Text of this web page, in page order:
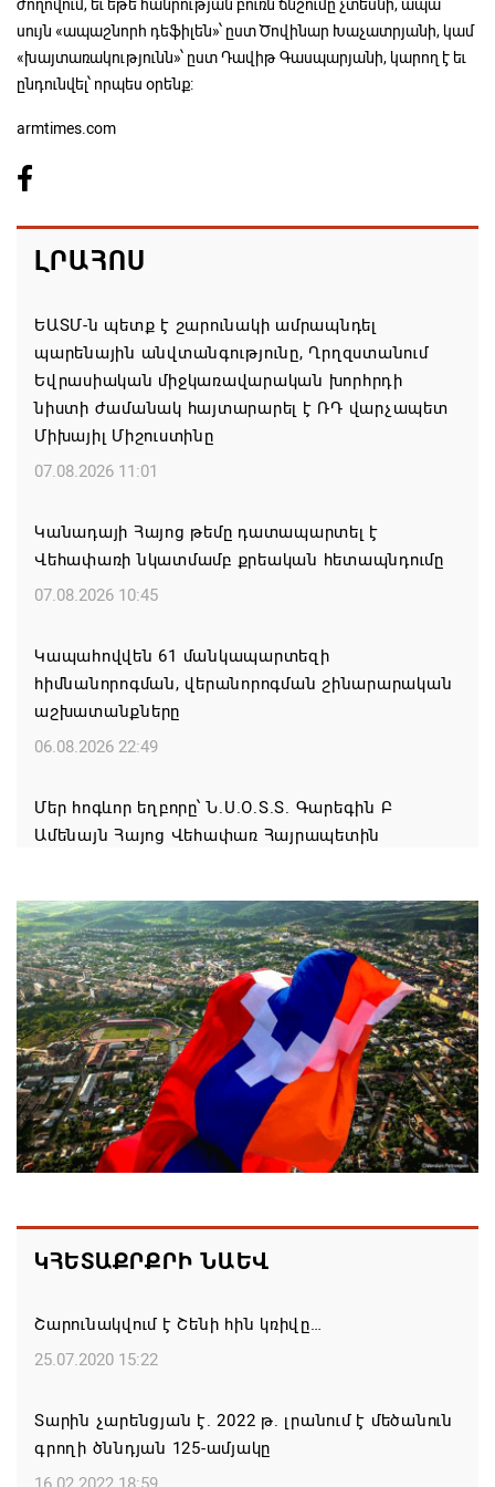
ժողովում, եւ եթե հանրության բուռն ճնշումը չտեսնի, ապա
սույն «ապաշնորհ դեֆիլեն»՝ ըստ Ծովինար Խաչատրյանի, կամ
«խայտառակությունն»՝ ըստ Դավիթ Գասպարյանի, կարող է եւ
ընդունվել՝ որպես օրենք:
armtimes.com
ԼՐԱՀՈՍ
ԵԱՏՄ-ն պետք է շարունակի ամրապնդել
պարենային անվտանգությունը, Ղրղզստանում
Եվրասիական միջկառավարական խորհրդի
նիստի ժամանակ հայտարարել է ՌԴ վարչապետ
Միխայիլ Միշուստինը
07.08.2026 11:01
Կանադայի Հայոց թեմը դատապարտել է
Վեհափառի նկատմամբ քրեական հետապնդումը
07.08.2026 10:45
Կապահովվեն 61 մանկապարտեզի
հիմնանորոգման, վերանորոգման շինարարական
աշխատանքները
06.08.2026 22:49
Մեր հոգևոր եղբորը՝ Ն.Ս.Օ.Տ.Տ. Գարեգին Բ
Ամենայն Հայոց Վեհափառ Հայրապետին
06.08.2026 22:30
Կոչ ենք անում ՀՀ իշխանություններին` ձեռնպահ
մնալ այնպիսի քայլերից, որոնք կարող են
վտանգել երկրի հոգևոր ու հասարակական
կայունությունը. եպիսկոպոսների
հայտարարությունը
06.08.2026 20:36
զբոսաշրջիկներին հետ պահել Հայաստան
այցելելուց․ Մատվիենկո
06.08.2026 19:03
ԿՀԵՏԱՔՐՔՐԻ ՆԱԵՎ
Շարունակվում է Շենի հին կռիվը…
25.07.2020 15:22
Տարին չարենցյան է. 2022 թ. լրանում է մեծանուն
գրողի ծննդյան 125-ամյակը